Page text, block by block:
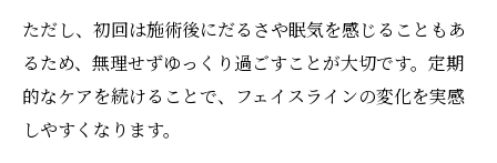
ただし、初回は施術後にだるさや眠気を感じることもあ
るため、無理せずゆっくり過ごすことが大切です。定期
的なケアを続けることで、フェイスラインの変化を実感
しやすくなります。